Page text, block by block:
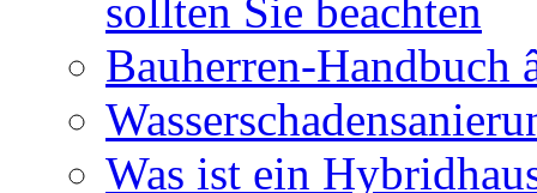
sollten Sie beachten
Bauherren-Handbuch
Was ist ein